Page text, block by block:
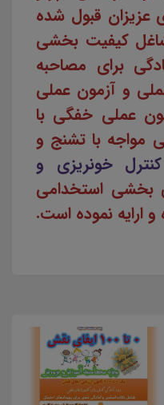
عزیزان قبول شده
کیفیت بخشی
برای مصاحبه
و آزمون عملی
عملی خفگی با
مواجه با تشنج و
خونریزی و
بخشی استخدامی
ارایه نموده است.